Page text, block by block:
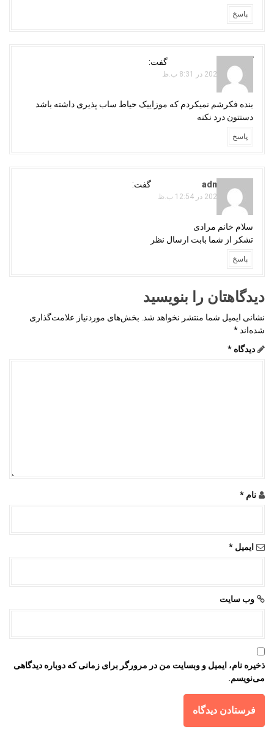
پاسخ
گفت:
نوامبر 14, 2021 در 8:31 ب.ظ
بنده فکرشم نمیکردم که موزاییک حیاط ساب پذیری داشته باشد
دستتون درد نکنه
پاسخ
adminojaghi گفت:
نوامبر 15, 2021 در 12:54 ب.ظ
سلام خانم مرادی
تشکر از شما بابت ارسال نظر
پاسخ
دیدگاهتان را بنویسید
نشانی ایمیل شما منتشر نخواهد شد. بخش‌های موردنیاز علامت‌گذاری
شده‌اند *
دیدگاه *
نام *
ایمیل *
وب‌ سایت
ذخیره نام، ایمیل و وبسایت من در مرورگر برای زمانی که دوباره دیدگاهی
می‌نویسم.